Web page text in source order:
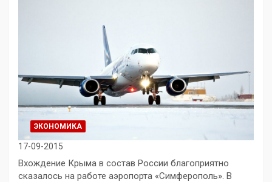
ЭКОНОМИКА
17-09-2015
Вхождение Крыма в состав России благоприятно
сказалось на работе аэропорта «Симферополь». В